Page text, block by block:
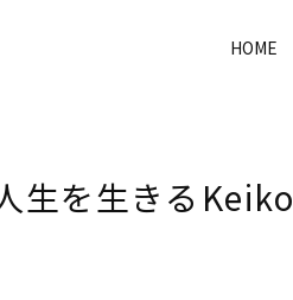
HOME
を生きる――Keiko